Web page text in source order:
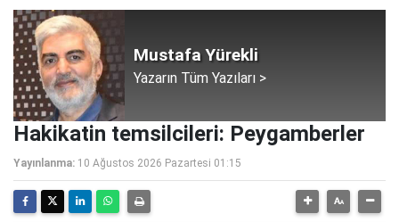
Mustafa Yürekli
Yazarın Tüm Yazıları >
Hakikatin temsilcileri: Peygamberler
Yayınlanma: 10 Ağustos 2026 Pazartesi 01:15